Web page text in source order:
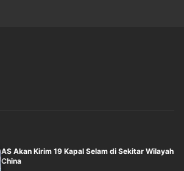
AS Akan Kirim 19 Kapal Selam di Sekitar Wilayah
China